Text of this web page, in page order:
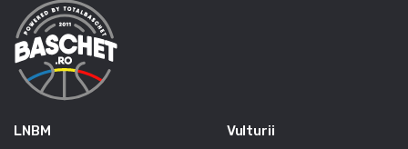
LNBM
Vulturii